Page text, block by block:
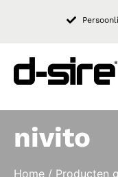
nivito
Home / Producten